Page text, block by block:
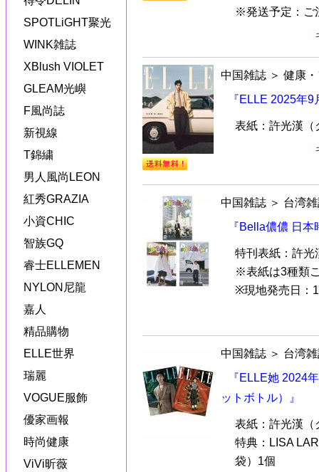
SPOTLiGHT聚光
WINK雑誌
XBlush VIOLET
GLEAM光嶼
F風尚誌
新視線
T錦繍
男人風尚LEON
紅秀GRAZIA
小資CHIC
智族GQ
睿士ELLEMEN
NYLON尼龍
嘉人
精品購物
ELLE世界
瑞麗
VOGUE服飾
優家画報
時尚健康
ViVi昕薇
※発送予定：ご
中国雑誌 ＞ 健康
『ELLE 2025年
表紙：許光漢（
中国雑誌 ＞ 台湾
『Bella儂儂 日
特刊表紙：許光
※表紙は3種類
※現地発売日：
中国雑誌 ＞ 台湾
『ELLE她 2024
ットボトル）』
表紙：許光漢（
特典：LISA
袋）1個